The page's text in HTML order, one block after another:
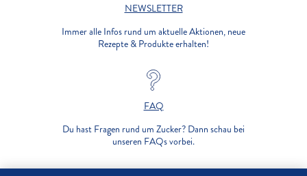
NEWSLETTER
Immer alle Infos rund um aktuelle Aktionen, neue
Rezepte & Produkte erhalten!
FAQ
Du hast Fragen rund um Zucker? Dann schau bei
unseren FAQs vorbei.